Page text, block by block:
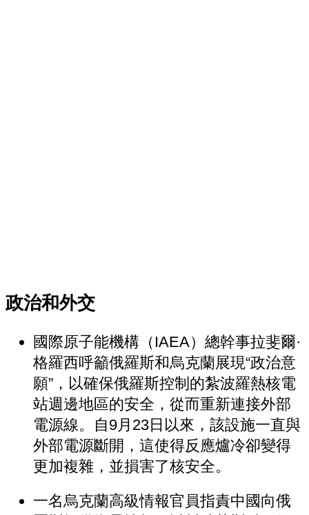
政治和外交
國際原子能機構（IAEA）總幹事拉斐爾·
格羅西呼籲俄羅斯和烏克蘭展現“政治意
願”，以確保俄羅斯控制的紮波羅熱核電
站週邊地區的安全，從而重新連接外部
電源線。自9月23日以來，該設施一直與
外部電源斷開，這使得反應爐冷卻變得
更加複雜，並損害了核安全。
一名烏克蘭高級情報官員指責中國向俄